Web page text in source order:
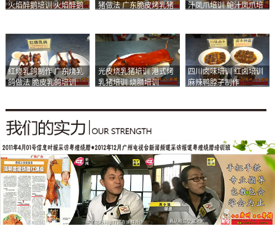
火焰醉鹅培训 火焰醉鹅
猪做法 广东脆皮烤乳猪
汁凤爪培训 鲍汁凤爪培
红烧乳鸽制作 广东烧乳
鸽做法 脆皮乳鸽培训
光皮烧乳猪培训 港式烤
乳猪培训 烧腊培训
四川卤味培训 红卤培训
麻辣鸭脖子制作